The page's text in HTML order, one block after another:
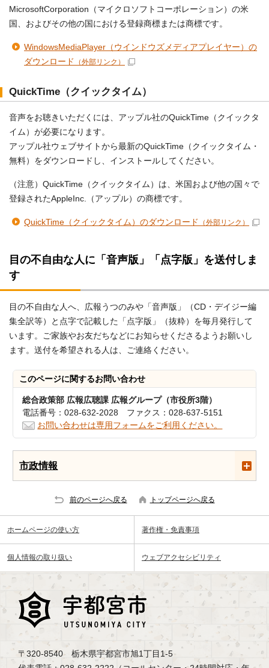
MicrosoftCorporation（マイクロソフトコーポレーション）の米
国、およびその他の国における登録商標または商標です。
WindowsMediaPlayer（ウインドウズメディアプレイヤー）の
ダウンロード
（外部リンク）
QuickTime（クイックタイム）
音声をお聴きいただくには、アップル社のQuickTime（クイックタ
イム）が必要になります。
アップル社ウェブサイトから最新のQuickTime（クイックタイム・
無料）をダウンロードし、インストールしてください。
（注意）QuickTime（クイックタイム）は、米国および他の国々で
登録されたAppleInc.（アップル）の商標です。
QuickTime（クイックタイム）のダウンロード （外部リンク）
目の不自由な人に「音声版」「点字版」を送付しま
す
目の不自由な人へ、広報うつのみや「音声版」（CD・デイジー編
集全訳等）と点字で記載した「点字版」（抜粋）を毎月発行して
います。ご家族やお友だちなどにお知らせくださるようお願いし
ます。送付を希望される人は、ご連絡ください。
このページに関するお問い合わせ
総合政策部 広報広聴課 広報グループ（市役所3階）
電話番号：028-632-2028 ファクス：028-637-5151
お問い合わせは専用フォームをご利用ください。
市政情報
前のページへ戻る トップページへ戻る
ホームページの使い方 著作権・免責事項
個人情報の取り扱い ウェブアクセシビリティ
〒320-8540 栃木県宇都宮市旭1丁目1-5